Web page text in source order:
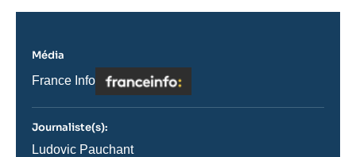
Média
Nom
journal,
ou
émission
France Info
Logo
Journaliste(s):
Journaliste
Ludovic Pauchant